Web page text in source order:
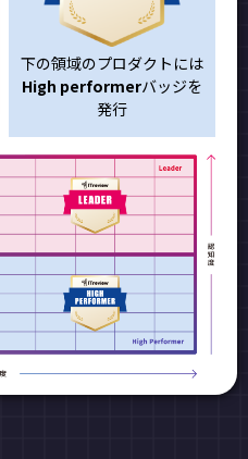
下の領域のプロダクトには
High performerバッジを
発行